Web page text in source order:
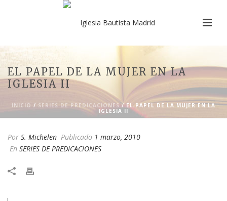
EL PAPEL DE LA MUJER EN LA
IGLESIA II
INICIO / SERIES DE PREDICACIONES / EL PAPEL DE LA MUJER EN LA
IGLESIA II
Por S. Michelen Publicado 1 marzo, 2010
En SERIES DE PREDICACIONES